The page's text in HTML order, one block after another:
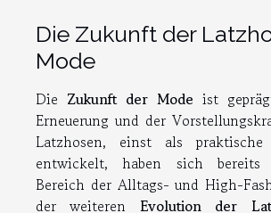
Die Zukunft der
Mode
Die Zukunft der Mode ist
Erneuerung und der
Latzhosen, einst als praktische
entwickelt, haben sich
Bereich der Alltags- und High-
der weiteren Evolution der